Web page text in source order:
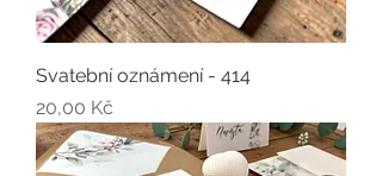
Svatební oznámení - 414
Cena
20,00 Kč